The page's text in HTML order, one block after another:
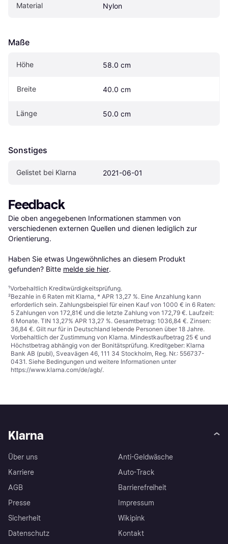
Material Nylon
Maße
Höhe 58.0 cm
Breite 40.0 cm
Länge 50.0 cm
Sonstiges
Gelistet bei Klarna 2021-06-01
Feedback
Die oben angegebenen Informationen stammen von
verschiedenen externen Quellen und dienen lediglich zur
Orientierung.
Haben Sie etwas Ungewöhnliches an diesem Produkt
gefunden? Bitte melde sie hier.
¹Vorbehaltlich Kreditwürdigkeitsprüfung.
²Bezahle in 6 Raten mit Klarna, * APR 13,27 %. Eine Anzahlung kann
erforderlich sein. Zahlungsbeispiel für einen Kauf von 1000 € in 6 Raten:
5 Zahlungen von 172,81€ und die letzte Zahlung von 172,79 €. Laufzeit:
6 Monate. TIN 13,27% APR 13,27 %. Gesamtbetrag: 1036,84 €. Zinsen:
36,84 €. Gilt nur für in Deutschland lebende Personen über 18 Jahre.
Vorbehaltlich der Zustimmung von Klarna. Mindestkaufbetrag 25 € und
Höchstbetrag abhängig von der Bonitätsprüfung. Kreditgeber: Klarna
Bank AB (publ), Sveavägen 46, 111 34 Stockholm, Reg. Nr.: 556737-
0431. Siehe Bedingungen und weitere Informationen unter
https://www.klarna.com/de/agb/.
Klarna
Über uns
Karriere
AGB
Presse
Sicherheit
Datenschutz
Anti-Geldwäsche
Auto-Track
Barrierefreiheit
Impressum
Wikipink
Kontakt